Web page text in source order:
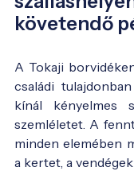
követendő
A Tokaji
családi
kínál kényelmes
szemléletet. A
minden elemében
a kertet, a